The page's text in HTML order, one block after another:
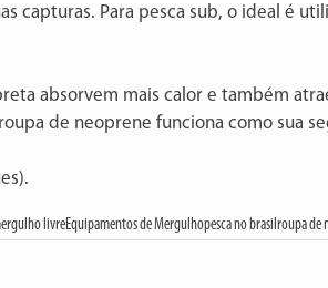
capturas. Para pesca sub, o ideal é
absorvem mais calor e também
de neoprene funciona como sua
livreEquipamentos de Mergulhopesca no brasil roupa de